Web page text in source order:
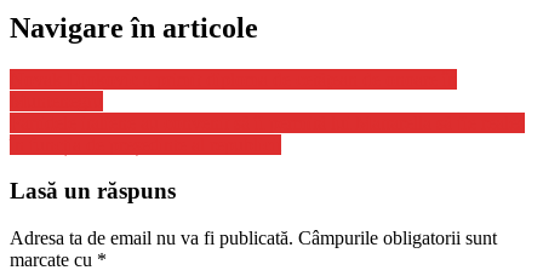
Navigare în articole
Lasă un răspuns
Adresa ta de email nu va fi publicată. Câmpurile obligatorii sunt
marcate cu *